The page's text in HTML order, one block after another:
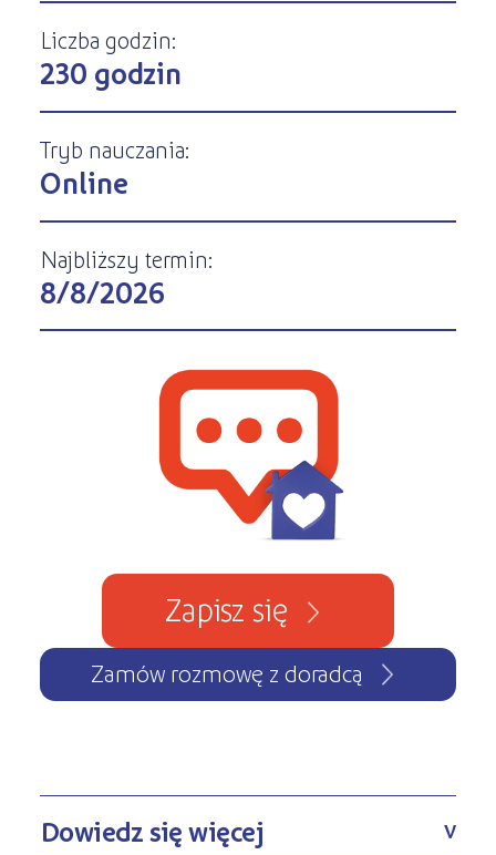
Kursy stacjonarne
Kariera
Liczba godzin:
230 godzin
Tryb nauczania:
Online
Najbliższy termin:
8/8/2026
Zapisz się
Zamów rozmowę z doradcą
Dowiedz się więcej V